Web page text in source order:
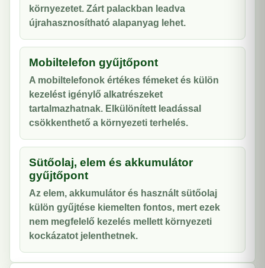
környezetet. Zárt palackban leadva
újrahasznosítható alapanyag lehet.
Mobiltelefon gyűjtőpont
A mobiltelefonok értékes fémeket és külön
kezelést igénylő alkatrészeket
tartalmazhatnak. Elkülönített leadással
csökkenthető a környezeti terhelés.
Sütőolaj, elem és akkumulátor
gyűjtőpont
Az elem, akkumulátor és használt sütőolaj
külön gyűjtése kiemelten fontos, mert ezek
nem megfelelő kezelés mellett környezeti
kockázatot jelenthetnek.